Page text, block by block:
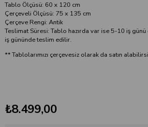
Tablo Ölçüsü: 60 x 120 cm
Çerçeveli Ölçüsü: 75 x 135 cm
Çerçeve Rengi: Antik
Teslimat Süresi: Tablo hazırda var ise 5-10 iş
iş gününde teslim edilir.
** Tablolarımızı çerçevesiz olarak da satın
₺8.499,00